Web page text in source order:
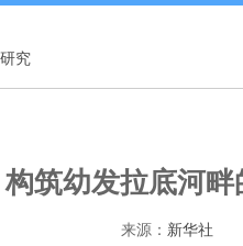
究
构筑幼发拉底河
来源： 新华社